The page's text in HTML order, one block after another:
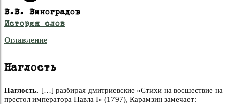
В.В. Виноградов
История слов
Оглавление
Наглость
Наглость. […] разбирая дмитриевские «Стихи на восшествие на
престол императора Павла I» (1797), Карамзин замечает: